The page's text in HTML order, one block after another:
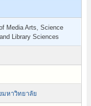
Media Arts, Science
Library Sciences
มหาวิทยาลัย